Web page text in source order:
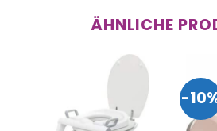
ÄHNLICHE
-